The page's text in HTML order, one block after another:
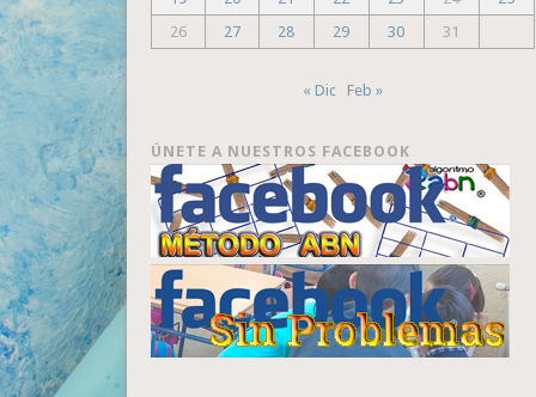
26
27 28 29 30 31
« Dic Feb »
ÚNETE A NUESTROS FACEBOOK